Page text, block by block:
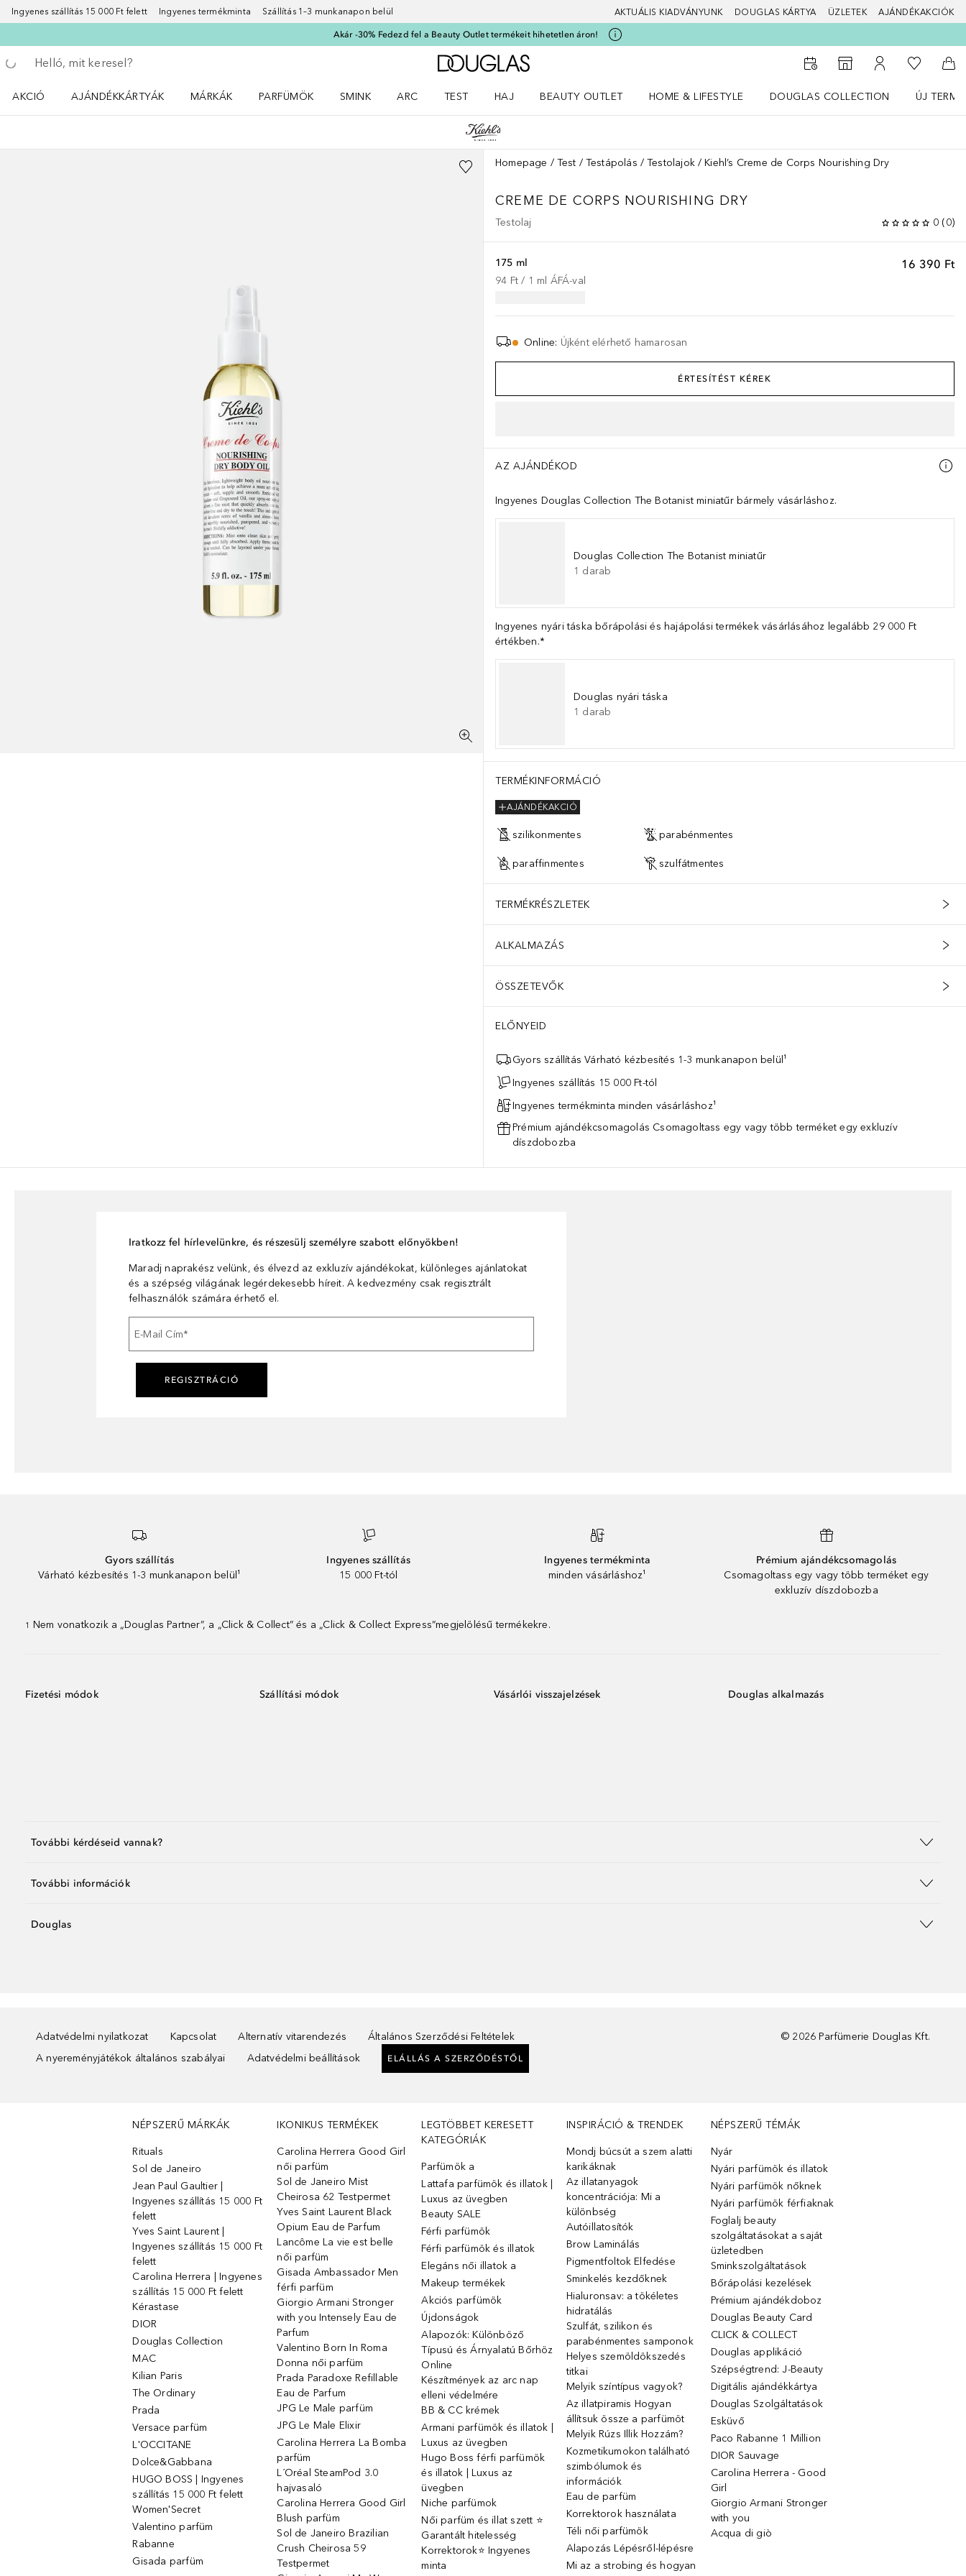
Ingyenes szállítás 15 000 Ft felett Ingyenes termékminta Szállítás 1–3 munkanapon belül AKTUÁLIS KIADVÁNYUNK DOUGLAS KÁRTYA ÜZLETEK AJÁNDÉKAKCIÓK
Akár -30% Fedezd fel a Beauty Outlet termékeit hihetetlen áron!
Menj vissza
Keresés végrehajtása
A Douglas Főoldalra
Az üzletkeresőhöz
A fiókomhoz
A
AKCIÓ
AJÁNDÉKKÁRTYÁK
MÁRKÁK
PARFÜMÖK
SMINK
ARC
TEST
HAJ
BEAUTY OUTLET
HOME & LIFESTYLE
DOUGLAS COLLECTION
ÚJ
Homepage Test Testápolás Testolajok Kiehl’s Creme de Corps Nourishing Dry
CREME DE CORPS NOURISHING DRY
Testolaj 0 (0)
16 390 Ft
175 ml
94 Ft / 1 ml ÁFÁ-val
Online: Újként elérhető hamarosan
ÉRTESÍTÉST KÉREK
AZ AJÁNDÉKOD
Ingyenes Douglas Collection The Botanist miniatűr bármely vásárláshoz.
Douglas Collection The Botanist miniatűr
1 darab
Ingyenes nyári táska bőrápolási és hajápolási termékek vásárlásához legalább 29 000 Ft
értékben.*
Douglas nyári táska
1 darab
TERMÉKINFORMÁCIÓ
AJÁNDÉKAKCIÓ
szilikonmentes parabénmentes
paraffinmentes szulfátmentes
TERMÉKRÉSZLETEK
ALKALMAZÁS
ÖSSZETEVŐK
ELŐNYEID
Gyors szállítás Várható kézbesítés 1-3 munkanapon belül¹
Ingyenes szállítás 15 000 Ft-tól
Ingyenes termékminta minden vásárláshoz¹
Prémium ajándékcsomagolás Csomagoltass egy vagy több terméket egy exkluzív
díszdobozba
Iratkozz fel hírlevelünkre, és részesülj személyre szabott előnyökben!
Maradj naprakész velünk, és élvezd az exkluzív ajándékokat, különleges ajánlatokat
és a szépség világának legérdekesebb híreit. A kedvezmény csak regisztrált
felhasználók számára érhető el.
E-Mail Cím*
REGISZTRÁCIÓ
Gyors szállítás
Várható kézbesítés 1-3 munkanapon belül¹
Ingyenes szállítás
15 000 Ft-tól
Ingyenes termékminta
minden vásárláshoz¹
Prémium ajándékcsomagolás
Csomagoltass egy vagy több terméket egy
exkluzív díszdobozba
1 Nem vonatkozik a „Douglas Partner”, a „Click & Collect” és a „Click & Collect Express”megjelölésű termékekre.
Fizetési módok Szállítási módok Vásárlói visszajelzések Douglas alkalmazás
További kérdéseid vannak?
További információk
Douglas
Adatvédelmi nyilatkozat Kapcsolat Alternatív vitarendezés
Általános Szerződési Feltételek
A nyereményjátékok általános szabályai
Adatvédelmi beállítások ELÁLLÁS A SZERZŐDÉSTŐL
© 2026 Parfümerie Douglas Kft.
NÉPSZERŰ MÁRKÁK
Rituals
Sol de Janeiro
Jean Paul Gaultier |
Ingyenes szállítás 15 000 Ft
felett
Yves Saint Laurent |
Ingyenes szállítás 15 000 Ft
felett
Carolina Herrera | Ingyenes
szállítás 15 000 Ft felett
Kérastase
DIOR
Douglas Collection
MAC
Kilian Paris
The Ordinary
Prada
Versace parfüm
L'OCCITANE
Dolce&Gabbana
HUGO BOSS | Ingyenes
szállítás 15 000 Ft felett
Women'Secret
Valentino parfüm
Rabanne
Gisada parfüm
IKONIKUS TERMÉKEK
Carolina Herrera Good Girl
női parfüm
Sol de Janeiro Mist
Cheirosa 62 Testpermet
Yves Saint Laurent Black
Opium Eau de Parfum
Lancôme La vie est belle
női parfüm
Gisada Ambassador Men
férfi parfüm
Giorgio Armani Stronger
with you Intensely Eau de
Parfum
Valentino Born In Roma
Donna női parfüm
Prada Paradoxe Refillable
Eau de Parfum
JPG Le Male parfüm
JPG Le Male Elixir
Carolina Herrera La Bomba
parfüm
L´Oréal SteamPod 3.0
hajvasaló
Carolina Herrera Good Girl
Blush parfüm
Sol de Janeiro Brazilian
Crush Cheirosa 59
Testpermet
LEGTÖBBET KERESETT
KATEGÓRIÁK
Parfümök ️a
Lattafa parfümök és illatok |
Luxus az üvegben
Beauty SALE
Férfi parfümök
Férfi parfümök és illatok
Elegáns női illatok ️a
Makeup termékek
Akciós parfümök
Újdonságok
Alapozók: Különböző
Típusú és Árnyalatú Bőrhöz
Online
Készítmények az arc nap
elleni védelmére
BB & CC krémek
Armani parfümök és illatok |
Luxus az üvegben
Hugo Boss férfi parfümök
és illatok | Luxus az
üvegben
Niche parfümok
Női parfüm és illat szett ⭐
Garantált hitelesség
Korrektorok⭐ Ingyenes
minta
INSPIRÁCIÓ & TRENDEK
Mondj búcsút a szem alatti
karikáknak
Az illatanyagok
koncentrációja: Mi a
különbség
Autóillatosítók
Brow Laminálás
Pigmentfoltok Elfedése
Sminkelés kezdőknek
Hialuronsav: a tökéletes
hidratálás
Szulfát, szilikon és
parabénmentes samponok
Helyes szemöldökszedés
titkai
Melyik színtípus vagyok?
Az illatpiramis Hogyan
állítsuk össze a parfümöt
Melyik Rúzs Illik Hozzám?
Kozmetikumokon található
szimbólumok és
információk
Eau de parfüm
Korrektorok használata
Téli női parfümök
Alapozás Lépésről-lépésre
Mi az a strobing és hogyan
NÉPSZERŰ TÉMÁK
Nyár
Nyári parfümök és illatok
Nyári parfümök nőknek
Nyári parfümök férfiaknak
Foglalj beauty
szolgáltatásokat a saját
üzletedben
Sminkszolgáltatások
Bőrápolási kezelések
Prémium ajándékdoboz
Douglas Beauty Card
CLICK & COLLECT
Douglas applikáció
Szépségtrend: J-Beauty
Digitális ajándékkártya
Douglas Szolgáltatások
Esküvő
Paco Rabanne 1 Million
DIOR Sauvage
Carolina Herrera - Good
Girl
Giorgio Armani Stronger
with you
Acqua di giò